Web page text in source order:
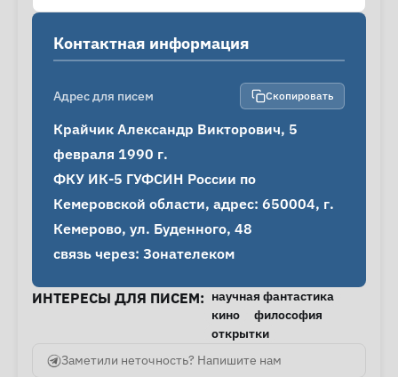
Контактная информация
Адрес для писем Скопировать
Крайчик Александр Викторович, 5
февраля 1990 г.
ФКУ ИК-5 ГУФСИН России по
Кемеровской области, адрес: 650004, г.
Кемерово, ул. Буденного, 48
связь через: Зонателеком
ИНТЕРЕСЫ ДЛЯ ПИСЕМ: научная фантастика
кино
философия
открытки
Заметили неточность? Напишите нам